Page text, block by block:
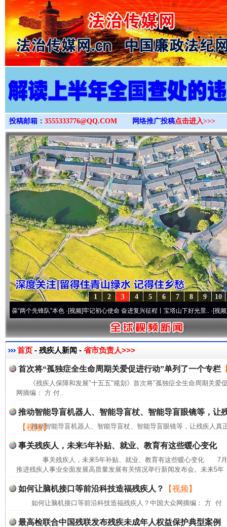
>
投稿邮箱： 3555333776@QQ.COM 网络推广投稿点击进入>>>
10
9
8
7
6
5
4
3
2
1
个先锋队”本色·[视频]牢记初心使命 奋进复兴征程丨宝塔山下好光景..·[视频]因党而
首页 - 残疾人新闻 - 省市负责人>>>
首次将“孤独症全生命周期关爱促进行动”单列了一个专栏
《残疾人保障和发展"十五五"规划》首次将"孤独症全生命周期关爱
网摘编： 方 付..
推动智能导盲机器人、智能导盲杖、智能导盲眼镜等，让
【视频】
推动智能导盲机器人、智能导盲杖、智能导盲眼镜等，让残疾人真
事关残疾人，未来5年补贴、就业、教育有这些暖心变化
事关残疾人，未来5年补贴、就业、教育有这些暖心变化 7月
推进残疾人事业全面发展高质量发展有关情况举行新闻发布会。未来5年
如何让脑机接口等前沿科技造福残疾人？ 【视频】
如何让脑机接口等前沿科技造福残疾人？中国大众网摘编： 方 付
最高检联合中国残联发布残疾未成年人权益保护典型案例